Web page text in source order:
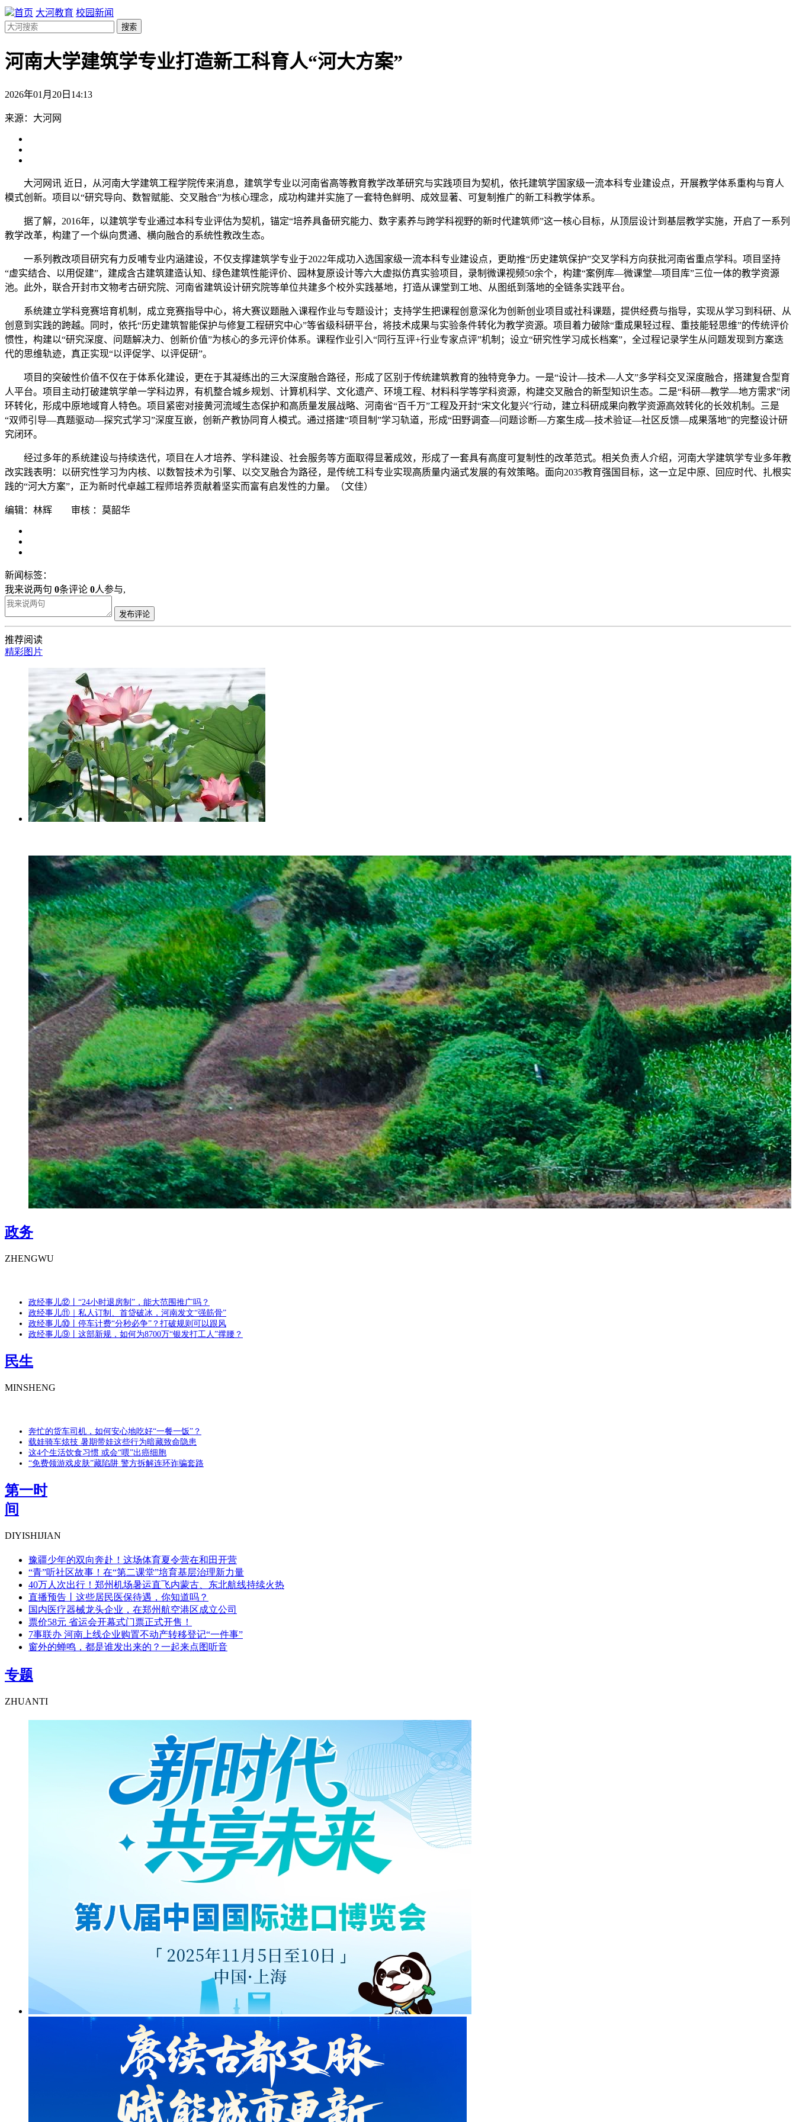
首页 大河教育 校园新闻
搜索
河南大学建筑学专业打造新工科育人“河大方案”
2026年01月20日14:13
来源：大河网
大河网讯 近日，从河南大学建筑工程学院传来消息，建筑学专业以河南省高等教育教学改革研究与实践项目为契机，依托建筑学国家级一流本科专业建设点，开展教学体系重构与育人
模式创新。项目以“研究导向、数智赋能、交叉融合”为核心理念，成功构建并实施了一套特色鲜明、成效显著、可复制推广的新工科教学体系。
据了解，2016年，以建筑学专业通过本科专业评估为契机，锚定“培养具备研究能力、数字素养与跨学科视野的新时代建筑师”这一核心目标，从顶层设计到基层教学实施，开启了一系列
教学改革，构建了一个纵向贯通、横向融合的系统性教改生态。
一系列教改项目研究有力反哺专业内涵建设，不仅支撑建筑学专业于2022年成功入选国家级一流本科专业建设点，更助推“历史建筑保护”交叉学科方向获批河南省重点学科。 项目坚持
“虚实结合、以用促建”，建成含古建筑建造认知、绿色建筑性能评价、园林复原设计等六大虚拟仿真实验项目，录制微课视频50余个，构建“案例库—微课堂—项目库”三位一体的教学资源
池。此外，联合开封市文物考古研究院、河南省建筑设计研究院等单位共建多个校外实践基地，打造从课堂到工地、从图纸到落地的全链条实践平台。
系统建立学科竞赛培育机制，成立竞赛指导中心，将大赛议题融入课程作业与专题设计；支持学生把课程创意深化为创新创业项目或社科课题，提供经费与指导，实现从学习到科研、从
创意到实践的跨越。同时，依托“历史建筑智能保护与修复工程研究中心”等省级科研平台，将技术成果与实验条件转化为教学资源。 项目着力破除“重成果轻过程、重技能轻思维”的传统评价
惯性，构建以“研究深度、问题解决力、创新价值”为核心的多元评价体系。课程作业引入“同行互评+行业专家点评”机制；设立“研究性学习成长档案”，全过程记录学生从问题发现到方案迭
代的思维轨迹，真正实现“以评促学、以评促研”。
项目的突破性价值不仅在于体系化建设，更在于其凝练出的三大深度融合路径，形成了区别于传统建筑教育的独特竞争力。 一是“设计—技术—人文”多学科交叉深度融合，搭建复合型育
人平台。项目主动打破建筑学单一学科边界，有机整合城乡规划、计算机科学、文化遗产、环境工程、材料科学等学科资源，构建交叉融合的新型知识生态。 二是“科研—教学—地方需求”闭
环转化，形成中原地域育人特色。项目紧密对接黄河流域生态保护和高质量发展战略、河南省“百千万”工程及开封“宋文化复兴”行动，建立科研成果向教学资源高效转化的长效机制。
三是
“双师引导—真题驱动—探究式学习”深度互嵌，创新产教协同育人模式。通过搭建“项目制”学习轨道，形成“田野调查—问题诊断—方案生成—技术验证—社区反馈—成果落地”的完整设计研
究闭环。
经过多年的系统建设与持续迭代，项目在人才培养、学科建设、社会服务等方面取得显著成效，形成了一套具有高度可复制性的改革范式。 相关负责人介绍，河南大学建筑学专业多年教
改实践表明：以研究性学习为内核、以数智技术为引擎、以交叉融合为路径，是传统工科专业实现高质量内涵式发展的有效策略。面向2035教育强国目标，这一立足中原、回应时代、扎根实
践的“河大方案”，正为新时代卓越工程师培养贡献着坚实而富有启发性的力量。（文佳）
编辑：林辉 审核 ：莫韶华
新闻标签：
我来说两句 0条评论 0人参与,
发布评论
推荐阅读